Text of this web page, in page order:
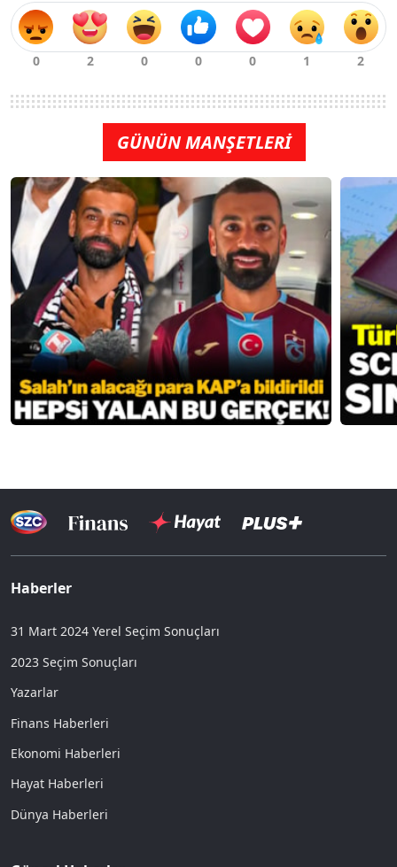
GÜNÜN MANŞETLERİ
Haberler
31 Mart 2024 Yerel Seçim Sonuçları
2023 Seçim Sonuçları
Yazarlar
Finans Haberleri
Ekonomi Haberleri
Hayat Haberleri
Dünya Haberleri